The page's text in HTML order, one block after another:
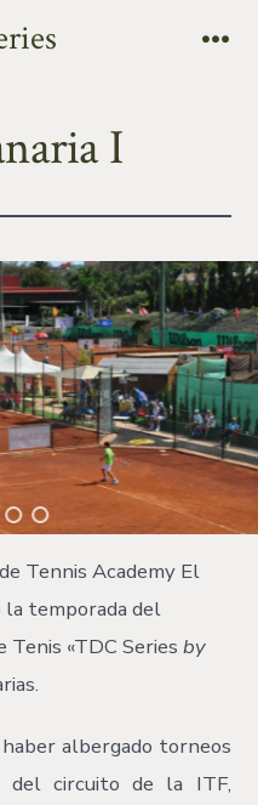
I
Tennis Academy El
la temporada del
Tenis «TDC Seriesby
albergado torneos
del circuito de la ITF,